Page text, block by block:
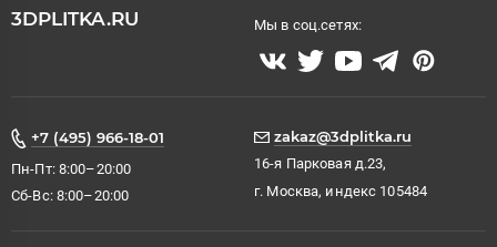
3DPLITKA.RU Мы в соц.сетях:
+7 (495) 966-18-01
Пн-Пт: 8:00–20:00
Сб-Вс: 8:00–20:00
zakaz@3dplitka.ru
16-я Парковая д.23,
г. Москва, индекс 105484